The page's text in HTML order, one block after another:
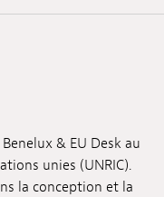
& EU Desk au
unies (UNRIC).
la conception et la